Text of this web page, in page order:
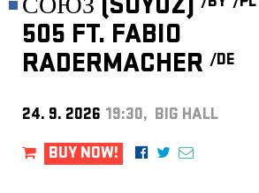
СОЮЗ (SOYUZ)
505 FT. FABIO
RADERMACHER /DE
24. 9. 2026 19:30, BIG HALL
BUY NOW!